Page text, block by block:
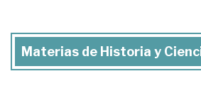
Materias de Historia y